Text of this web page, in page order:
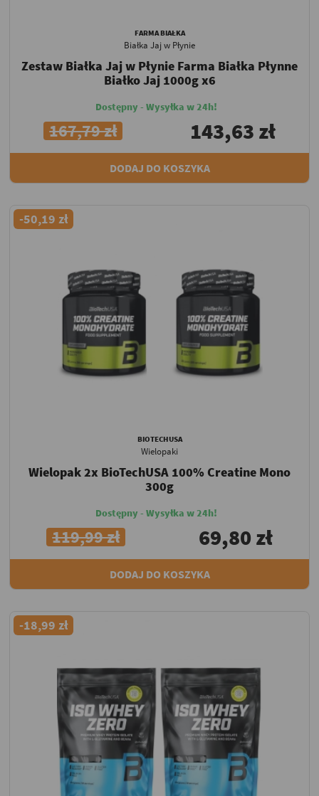
FARMA BIAŁKA
Białka Jaj w Płynie
Zestaw Białka Jaj w Płynie Farma Białka Płynne
Białko Jaj 1000g x6
Dostępny - Wysyłka w 24h!
167,79 zł 143,63 zł
DODAJ DO KOSZYKA
-50,19 zł
BIOTECHUSA
Wielopaki
Wielopak 2x BioTechUSA 100% Creatine Mono
300g
Dostępny - Wysyłka w 24h!
119,99 zł 69,80 zł
DODAJ DO KOSZYKA
-18,99 zł